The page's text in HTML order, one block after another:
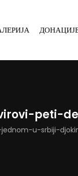
peti-
u-srbiji-